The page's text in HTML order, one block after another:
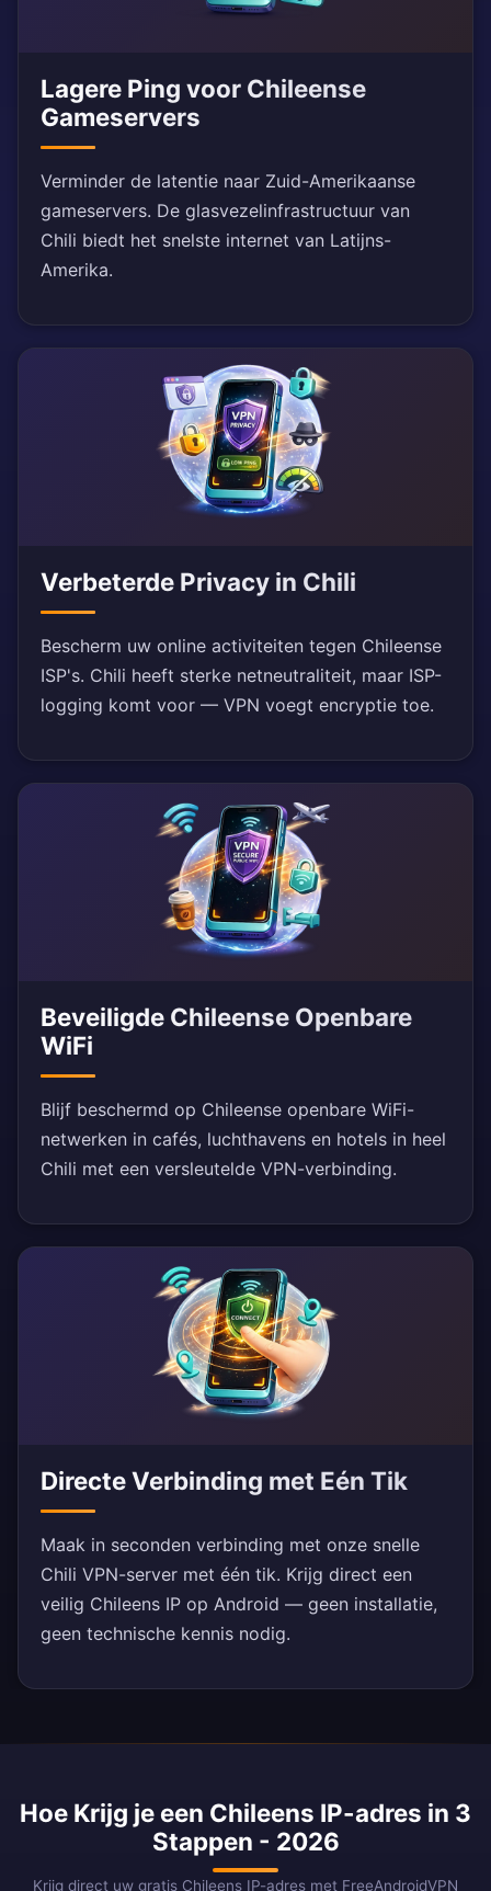
Lagere Ping voor Chileense
Gameservers
Verminder de latentie naar Zuid-Amerikaanse
gameservers. De glasvezelinfrastructuur van
Chili biedt het snelste internet van Latijns-
Amerika.
Verbeterde Privacy in Chili
Bescherm uw online activiteiten tegen Chileense
ISP's. Chili heeft sterke netneutraliteit, maar ISP-
logging komt voor — VPN voegt encryptie toe.
Beveiligde Chileense Openbare
WiFi
Blijf beschermd op Chileense openbare WiFi-
netwerken in cafés, luchthavens en hotels in heel
Chili met een versleutelde VPN-verbinding.
Directe Verbinding met Eén Tik
Maak in seconden verbinding met onze snelle
Chili VPN-server met één tik. Krijg direct een
veilig Chileens IP op Android — geen installatie,
geen technische kennis nodig.
Hoe Krijg je een Chileens IP-adres in 3
Stappen - 2026
Krijg direct uw gratis Chileens IP-adres met FreeAndroidVPN